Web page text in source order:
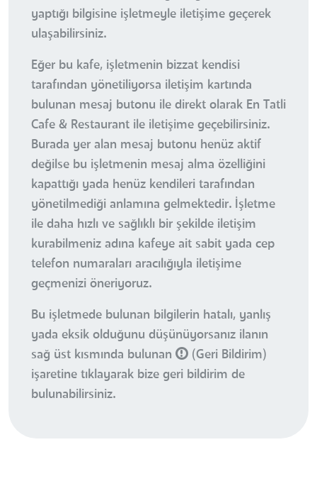
yaptığı bilgisine işletmeyle iletişime geçerek
ulaşabilirsiniz.
Eğer bu kafe, işletmenin bizzat kendisi
tarafından yönetiliyorsa iletişim kartında
bulunan mesaj butonu ile direkt olarak En Tatli
Cafe & Restaurant ile iletişime geçebilirsiniz.
Burada yer alan mesaj butonu henüz aktif
değilse bu işletmenin mesaj alma özelliğini
kapattığı yada henüz kendileri tarafından
yönetilmediği anlamına gelmektedir. İşletme
ile daha hızlı ve sağlıklı bir şekilde iletişim
kurabilmeniz adına kafeye ait sabit yada cep
telefon numaraları aracılığıyla iletişime
geçmenizi öneriyoruz.
Bu işletmede bulunan bilgilerin hatalı, yanlış
yada eksik olduğunu düşünüyorsanız ilanın
sağ üst kısmında bulunan
(Geri Bildirim)
işaretine tıklayarak bize geri bildirim de
bulunabilirsiniz.